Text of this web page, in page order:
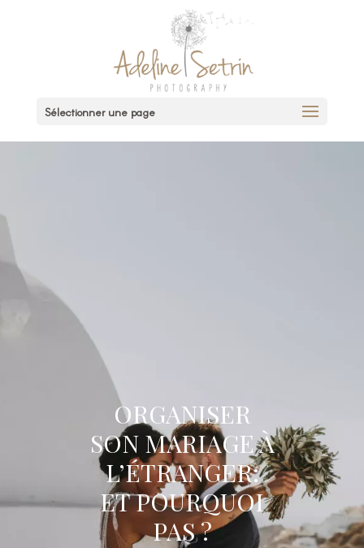
Sélectionner une page
ORGANISER
SON MARIAGE À
L’ÉTRANGER:
ET POURQUOI
PAS ?